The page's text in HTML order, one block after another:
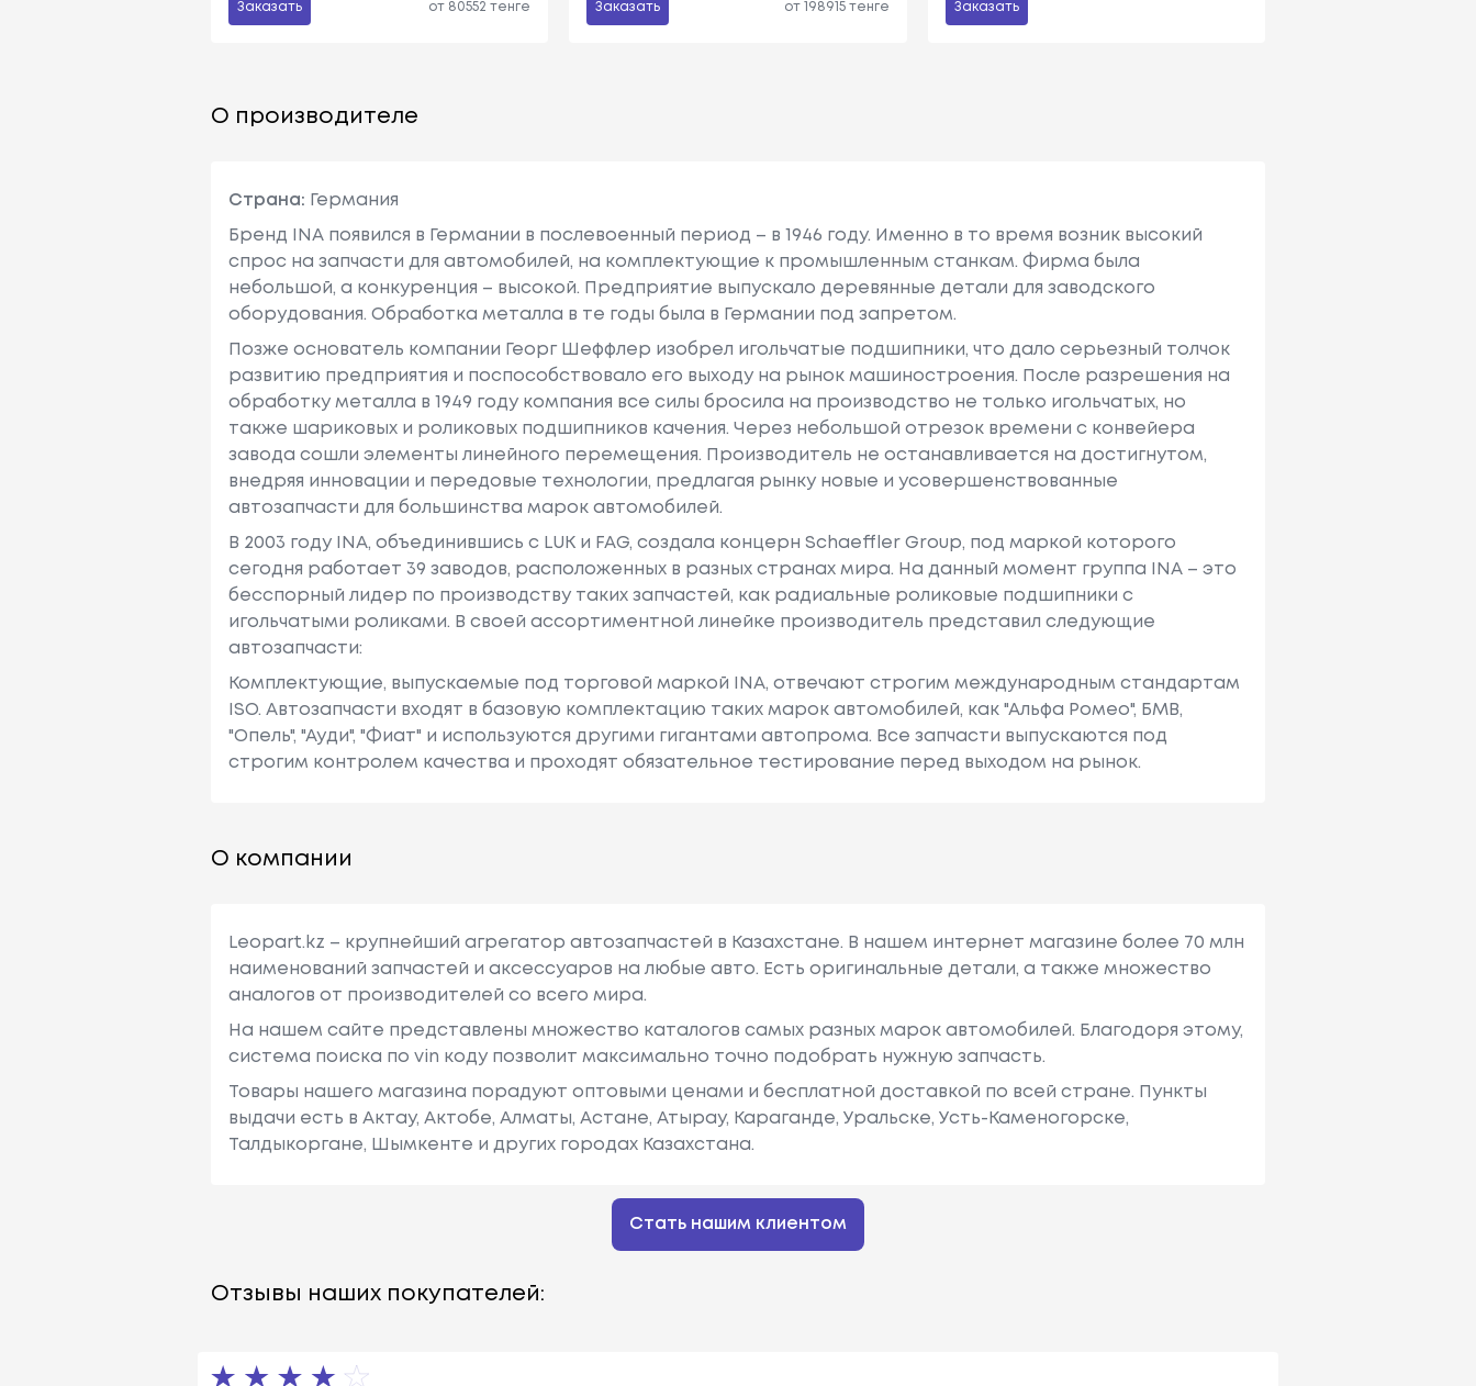
Заказать от 80552 тенге Заказать от 198915 тенге Заказать
О производителе
Страна: Германия
Бренд INA появился в Германии в послевоенный период – в 1946 году. Именно в то время возник высокий
спрос на запчасти для автомобилей, на комплектующие к промышленным станкам. Фирма была
небольшой, а конкуренция – высокой. Предприятие выпускало деревянные детали для заводского
оборудования. Обработка металла в те годы была в Германии под запретом.
Позже основатель компании Георг Шеффлер изобрел игольчатые подшипники, что дало серьезный толчок
развитию предприятия и поспособствовало его выходу на рынок машиностроения. После разрешения на
обработку металла в 1949 году компания все силы бросила на производство не только игольчатых, но
также шариковых и роликовых подшипников качения. Через небольшой отрезок времени с конвейера
завода сошли элементы линейного перемещения. Производитель не останавливается на достигнутом,
внедряя инновации и передовые технологии, предлагая рынку новые и усовершенствованные
автозапчасти для большинства марок автомобилей.
В 2003 году INA, объединившись с LUK и FAG, создала концерн Schaeffler Group, под маркой которого
сегодня работает 39 заводов, расположенных в разных странах мира. На данный момент группа INA – это
бесспорный лидер по производству таких запчастей, как радиальные роликовые подшипники с
игольчатыми роликами. В своей ассортиментной линейке производитель представил следующие
автозапчасти:
Комплектующие, выпускаемые под торговой маркой INA, отвечают строгим международным стандартам
ISO. Автозапчасти входят в базовую комплектацию таких марок автомобилей, как "Альфа Ромео", БМВ,
"Опель", "Ауди", "Фиат" и используются другими гигантами автопрома. Все запчасти выпускаются под
строгим контролем качества и проходят обязательное тестирование перед выходом на рынок.
О компании
Leopart.kz – крупнейший агрегатор автозапчастей в Казахстане. В нашем интернет магазине более 70 млн
наименований запчастей и аксессуаров на любые авто. Есть оригинальные детали, а также множество
аналогов от производителей со всего мира.
На нашем сайте представлены множество каталогов самых разных марок автомобилей. Благодоря этому,
система поиска по vin коду позволит максимально точно подобрать нужную запчасть.
Товары нашего магазина порадуют оптовыми ценами и бесплатной доставкой по всей стране. Пункты
выдачи есть в Актау, Актобе, Алматы, Астане, Атырау, Караганде, Уральске, Усть-Каменогорске,
Талдыкоргане, Шымкенте и других городах Казахстана.
Стать нашим клиентом
Отзывы наших покупателей: